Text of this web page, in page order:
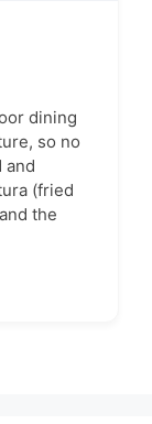
dining
so no
and
(fried
the